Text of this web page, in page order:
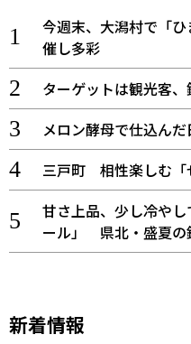
今週末、大潟村で「
催し多彩
ターゲットは観光客、
メロン酵母で仕込ん
三戸町 相性楽しむ「
甘さ上品、少し冷や
ール」 県北・盛夏の
新着情報